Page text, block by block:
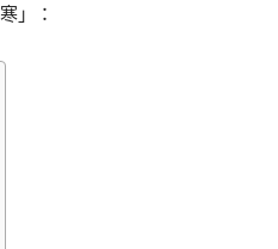
」：